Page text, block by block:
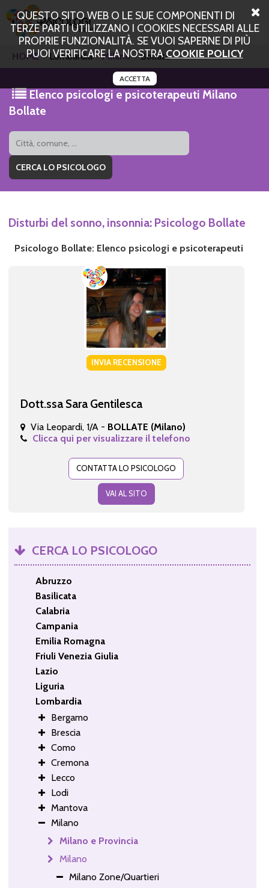
QUESTO SITO WEB O LE SUE COMPONENTI DI
TERZE PARTI UTILIZZANO I COOKIES NECESSARI ALLE
PROPRIE FUNZIONALITÀ. SE VUOI SAPERNE DI PIÙ
PUOI VERIFICARE LA NOSTRACOOKIE POLICY
ACCETTA
HOME Lombardia Milano Bollate
Elenco psicologi e psicoterapeuti Milano
Bollate
Disturbi del sonno, insonnia: Psicologo Bollate
Psicologo Bollate: Elenco psicologi e psicoterapeuti
INVIA RECENSIONE
Dott.ssa Sara Gentilesca
Via Leopardi, 1/A - BOLLATE (Milano)
Clicca qui per visualizzare il telefono
CONTATTA LO PSICOLOGO
VAI AL SITO
CERCA LO PSICOLOGO
Abruzzo
Basilicata
Calabria
Campania
Emilia Romagna
Friuli Venezia Giulia
Lazio
Liguria
Lombardia
Bergamo
Brescia
Como
Cremona
Lecco
Lodi
Mantova
Milano
Milano e Provincia
Milano
Milano Zone/Quartieri